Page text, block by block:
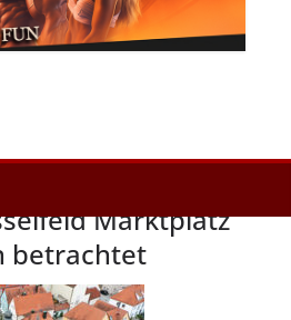
Marktplatz
betrachtet